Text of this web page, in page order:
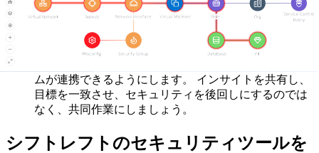
を提供して、作業中に脆弱性を見つけて解決できるよ
セキュリティチームと開発チーム間のコラボレーショ
ムが連携できるようにします。 インサイトを共有し、
目標を一致させ、セキュリティを後回しにするのでは
なく、共同作業にしましょう。
シフトレフトのセキュリティツールを